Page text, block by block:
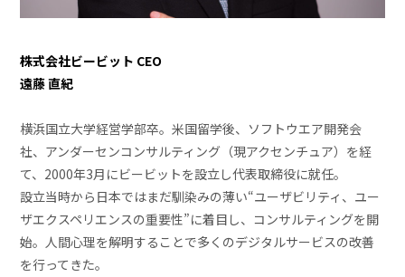
株式会社ビービット CEO
遠藤 直紀
横浜国立大学経営学部卒。米国留学後、ソフトウエア開発会
社、アンダーセンコンサルティング（現アクセンチュア）を経
て、2000年3月にビービットを設立し代表取締役に就任。
設立当時から日本ではまだ馴染みの薄い“ユーザビリティ、ユー
ザエクスペリエンスの重要性”に着目し、コンサルティングを開
始。人間心理を解明することで多くのデジタルサービスの改善
を行ってきた。